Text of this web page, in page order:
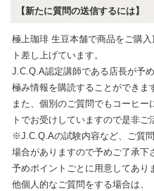
【新たに質問の送信するには】
極上珈琲 生豆本舗で商品をご購
ト差し上げています。
J.C.Q.A認定講師である店長が予
極み情報を購読することができま
また、個別のご質問でもコーヒ
トでお受けしていますので是非ご
※J.C.Q.Aの試験内容など、ご質
場合がありますので予めご了承下
予めポイントごとに用意してあり
他個人的なご質問をする場合は、